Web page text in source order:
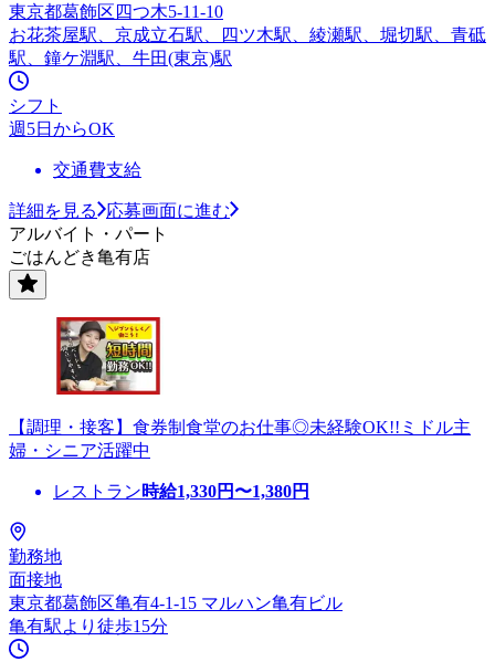
東京都葛飾区四つ木5-11-10
お花茶屋駅、京成立石駅、四ツ木駅、綾瀬駅、堀切駅、青砥
駅、鐘ケ淵駅、牛田(東京)駅
シフト
週5日からOK
交通費支給
詳細を見る
応募画面に進む
アルバイト・パート
ごはんどき亀有店
【調理・接客】食券制食堂のお仕事◎未経験OK!!ミドル主
婦・シニア活躍中
レストラン時給1,330円〜1,380円
勤務地
面接地
東京都葛飾区亀有4-1-15 マルハン亀有ビル
亀有駅より徒歩15分